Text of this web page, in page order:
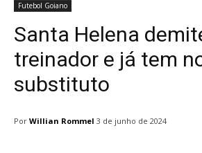
Futebol Goiano
Santa Helena
treinador e já tem
substituto
Por Willian Rommel 3 de junho de 2024